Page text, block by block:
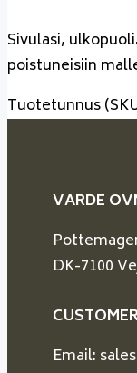
Sivulasi,
poistuneisiin
Tuotetunnus
VARDE
DK-7100
Email: